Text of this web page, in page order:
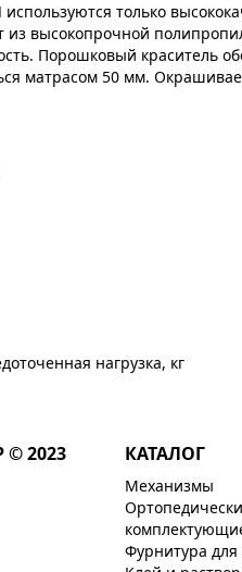
только
из высокопрочной
Порошковый краситель
матрасом 50 мм.
нагрузка, кг
2023 КАТАЛОГ
Механизмы
Фурнитура